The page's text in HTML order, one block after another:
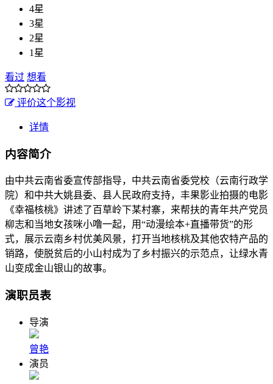
4星
3星
2星
1星
看过 想看
评价这个影视
详情
内容简介
由中共云南省委宣传部指导，中共云南省委党校（云南行政学
院）和中共大姚县委、县人民政府支持，丰果影业拍摄的电影
《幸福核桃》讲述了百草岭下某村寨，来帮扶的青年共产党员
柳志和当地女孩咪小噜一起，用“动漫绘本+直播带货”的形
式，展示云南乡村优美风景，打开当地核桃及其他农特产品的
销路，使脱贫后的小山村成为了乡村振兴的示范点，让绿水青
山变成金山银山的故事。
演职员表
导演
曾艳
演员